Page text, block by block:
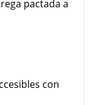
pactada a
con